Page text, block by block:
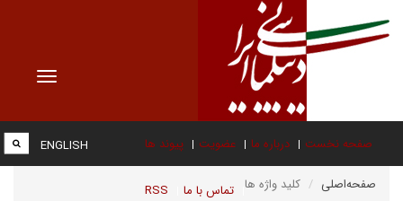
Toggle
صفحه نخست درباره ما عضویت پیوند ها
تماس با ما RSS
ENGLISH
صفحه‌اصلی کلید واژه ها